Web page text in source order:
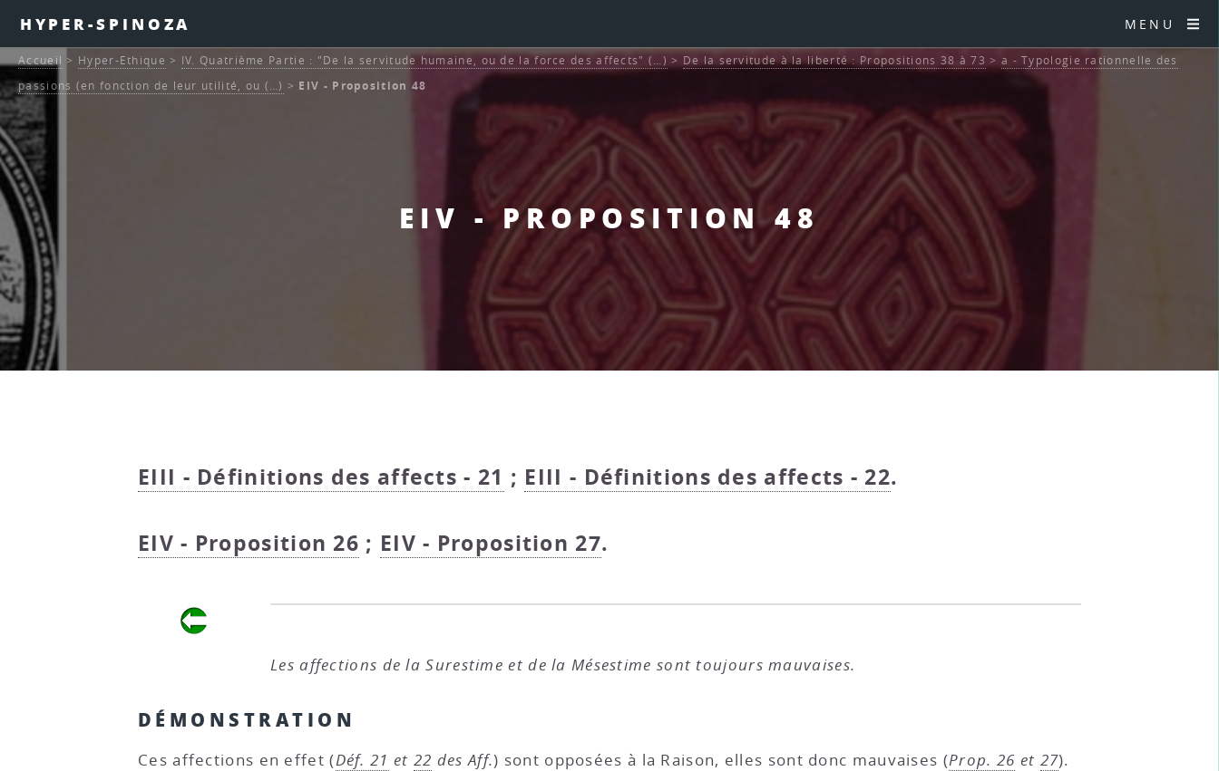
HYPER-SPINOZA MENU
EIV - PROPOSITION 48
Accueil > Hyper-Ethique > IV. Quatrième Partie : "De la servitude humaine, ou de la force des affects" (…) > De la servitude à la liberté : Propositions 38 à 73 > a - Typologie rationnelle des
passions (en fonction de leur utilité, ou (…) > EIV - Proposition 48
EIII - Définitions des affects - 21 ; EIII - Définitions des affects - 22.
EIV - Proposition 26 ; EIV - Proposition 27.
Les affections de la Surestime et de la Mésestime sont toujours mauvaises.
DÉMONSTRATION
Ces affections en effet (Déf. 21 et 22 des Aff.) sont opposées à la Raison, elles sont donc mauvaises (Prop. 26 et 27).